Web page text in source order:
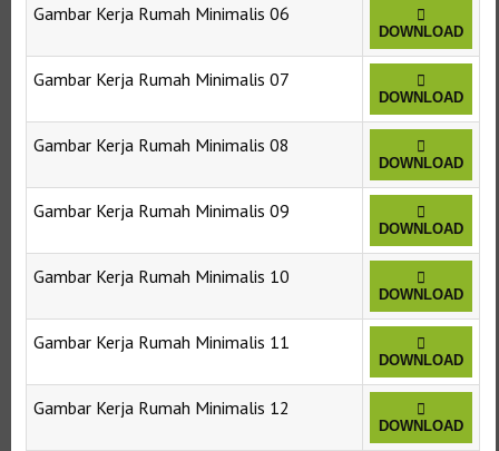
Gambar Kerja Rumah Minimalis 06
DOWNLOAD
Gambar Kerja Rumah Minimalis 07
DOWNLOAD
Gambar Kerja Rumah Minimalis 08
DOWNLOAD
Gambar Kerja Rumah Minimalis 09
DOWNLOAD
Gambar Kerja Rumah Minimalis 10
DOWNLOAD
Gambar Kerja Rumah Minimalis 11
DOWNLOAD
Gambar Kerja Rumah Minimalis 12
DOWNLOAD